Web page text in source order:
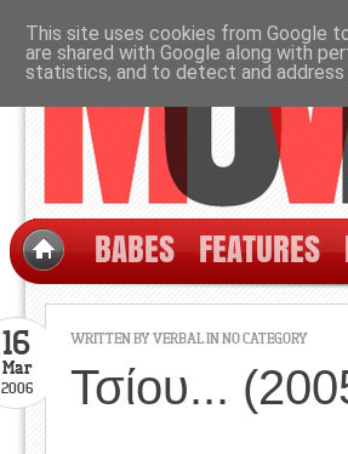
BABES FEATURES
WRITTEN BYVERBALIN NO CATEGORY
16
Mar
2006 Τσίου...
This site uses cookies from Google
are shared with Google along with
statistics, and to detect and address